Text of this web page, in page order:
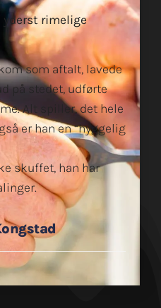
rimelige
som aftalt, lavede
på stedet, udførte
Alt spiller, det hele
er han en “hyggelig
skuffet, han har